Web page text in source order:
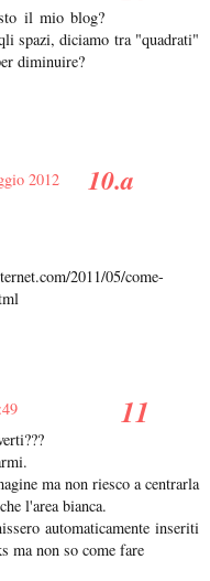
il mio blog?
spazi, diciamo tra "quadrati"
diminuire?
2012
2011/05/come-
ma non riesco a centrarla
l'area bianca.
automaticamente inseriti
ma non so come fare